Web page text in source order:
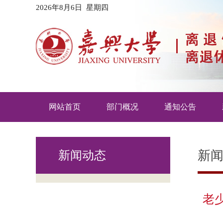
2026年8月6日 星期四
网站首页 部门概况 通知公告
新闻动态 新
老